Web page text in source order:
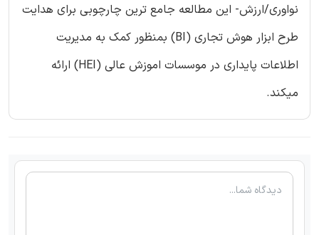
نواوری/ارزش- این مطالعه جامع ترین چارچوبی برای هدایت
طرح ابزار هوش تجاری (BI) بمنظور کمک به مدیریت
اطلاعات پایداری در موسسات اموزش عالی (HEI) ارائه
میکند.